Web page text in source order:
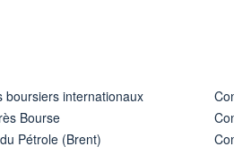
boursiers internationaux
Bourse
Pétrole (Brent)